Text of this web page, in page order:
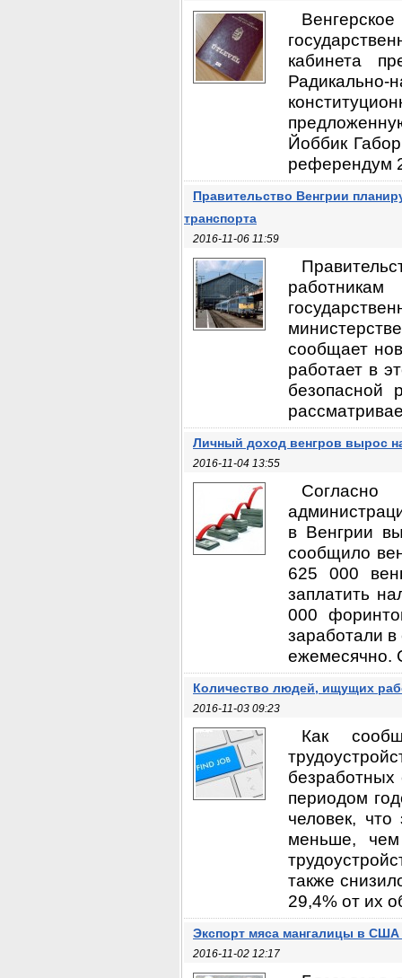
кабинета
Йоббик
референдум 2
Правительство Венгрии
транспорта
2016-11-06 11:59
сообщает
работает в
безопасной
Личный доход венгров вырос
2016-11-04 13:55
Согласно
в Венгрии
сообщило
625 000
заплатить
000
заработали
ежемесячно.
Количество людей, ищущих
2016-11-03 09:23
Как
периодом
человек,
меньше,
также
29,4% от их
Экспорт мяса мангалицы в
2016-11-02 12:17